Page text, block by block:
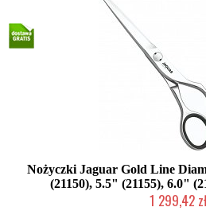
Nożyczki Jaguar Gold Line
(21150), 5.5" (21155), 6.0"
1 299,42